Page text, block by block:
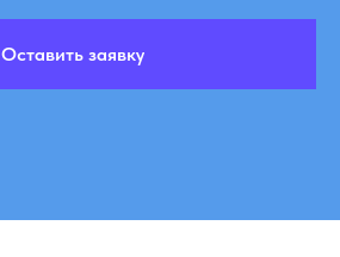
Оставить заявку